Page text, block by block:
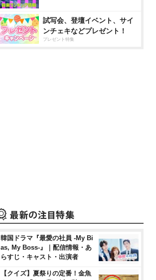
試写会、登壇イベント、サイ
ンチェキなどプレゼント！
プレゼント特集
韓国ドラマ『最愛の社員 -My Bi
as, My Boss-』｜配信情報・あ
らすじ・キャスト・出演者
【クイズ】夏祭りの定番！金魚